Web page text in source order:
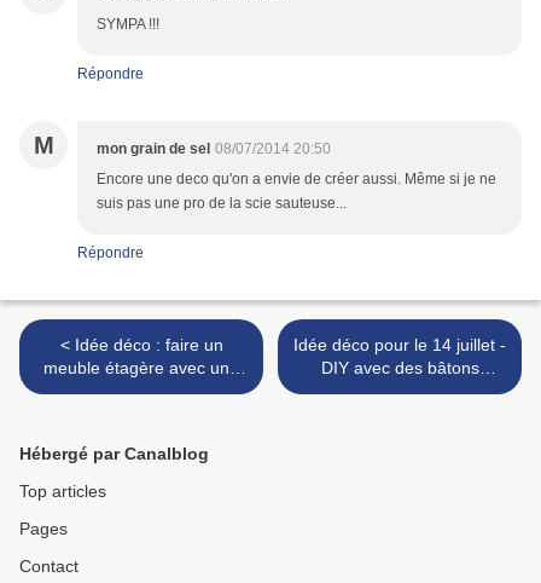
SYMPA !!!
Répondre
M mon grain de sel 08/07/2014 20:50
Encore une deco qu'on a envie de créer aussi. Même si je ne
suis pas une pro de la scie sauteuse...
Répondre
< Idée déco : faire un
meuble étagère avec une
échelle double !
Idée déco pour le 14 juillet -
DIY avec des bâtons
lumineux … >
Hébergé par Canalblog
Top articles
Pages
Contact